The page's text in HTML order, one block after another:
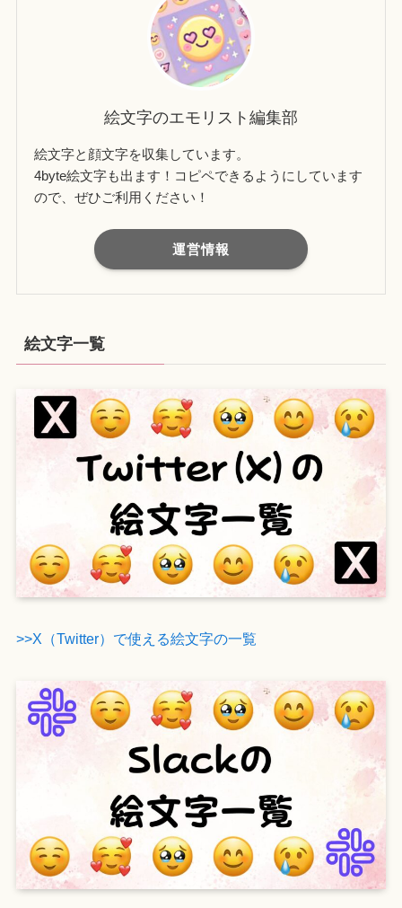
絵文字のエモリスト編集部
絵文字と顔文字を収集しています。
4byte絵文字も出ます！コピペできるようにしています
ので、ぜひご利用ください！
運営情報
絵文字一覧
>>X（Twitter）で使える絵文字の一覧